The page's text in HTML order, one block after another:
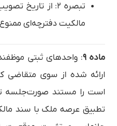
تبصره ۲: از
مالکیت دفترچه‌ای
ماده ۹ : واحدهای ثبتی
ارائه شده از سوی متقاضی
است را مستند صورت‌جلسه
تطبیق عرصه ملک با سند